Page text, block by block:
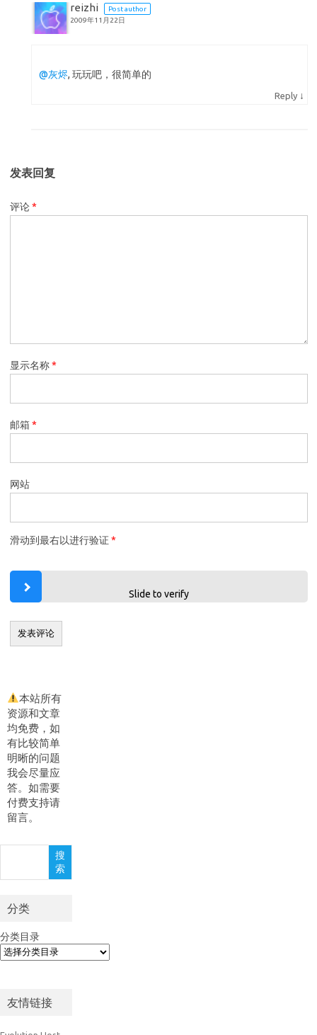
reizhi
Post author
2009年11月22日
@灰烬, 玩玩吧，很简单的
Reply ↓
发表回复
评论*
显示名称*
邮箱*
网站
滑动到最右以进行验证 *
Slide to verify
本站所有
资源和文章
均免费，如
有比较简单
明晰的问题
我会尽量应
答。如需要
付费支持请
留言。
搜
索
分类
分类目录
友情链接